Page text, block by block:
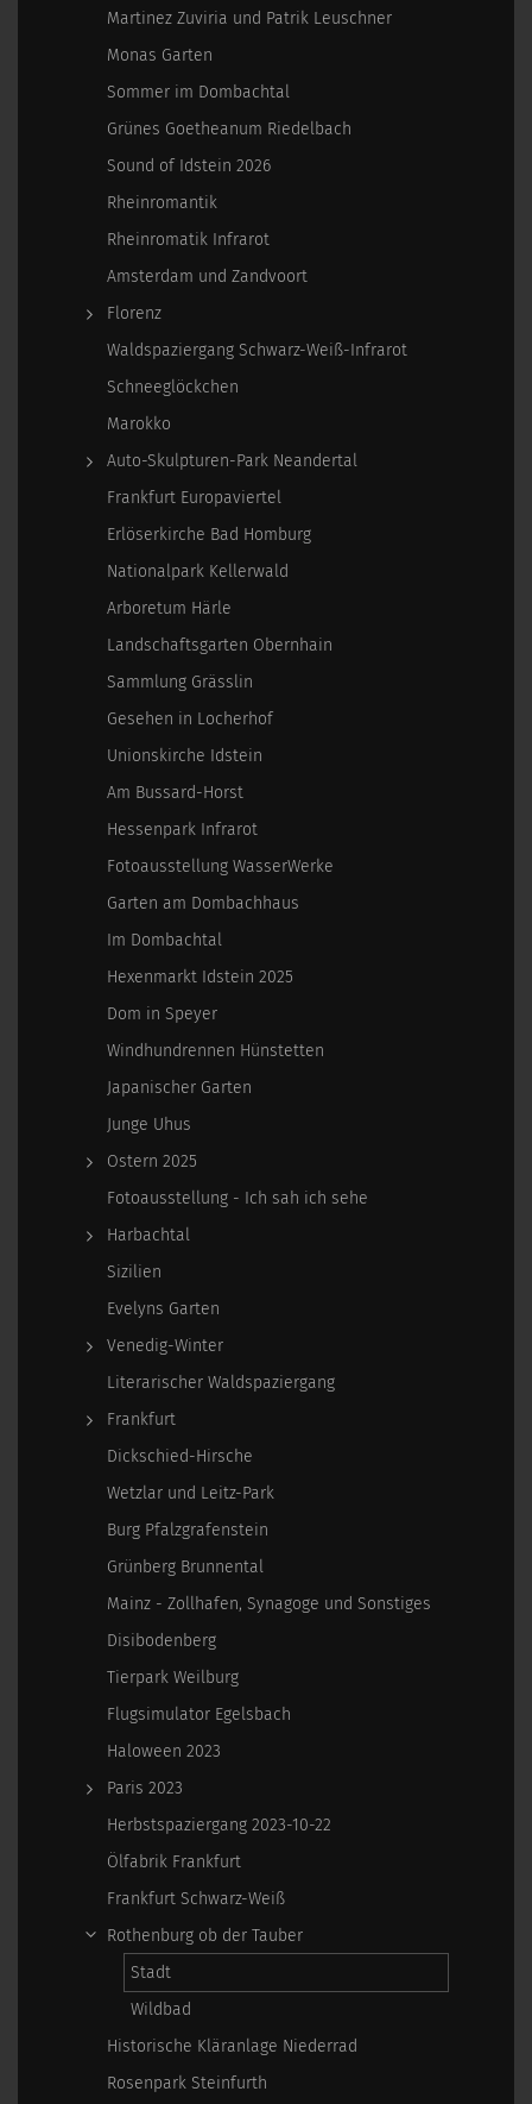
Martinez Zuviria und Patrik Leuschner
Monas Garten
Sommer im Dombachtal
Grünes Goetheanum Riedelbach
Sound of Idstein 2026
Rheinromantik
Rheinromatik Infrarot
Amsterdam und Zandvoort
Florenz
Waldspaziergang Schwarz-Weiß-Infrarot
Schneeglöckchen
Marokko
Auto-Skulpturen-Park Neandertal
Frankfurt Europaviertel
Erlöserkirche Bad Homburg
Nationalpark Kellerwald
Arboretum Härle
Landschaftsgarten Obernhain
Sammlung Grässlin
Gesehen in Locherhof
Unionskirche Idstein
Am Bussard-Horst
Hessenpark Infrarot
Fotoausstellung WasserWerke
Garten am Dombachhaus
Im Dombachtal
Hexenmarkt Idstein 2025
Dom in Speyer
Windhundrennen Hünstetten
Japanischer Garten
Junge Uhus
Ostern 2025
Fotoausstellung - Ich sah ich sehe
Harbachtal
Sizilien
Evelyns Garten
Venedig-Winter
Literarischer Waldspaziergang
Frankfurt
Dickschied-Hirsche
Wetzlar und Leitz-Park
Burg Pfalzgrafenstein
Grünberg Brunnental
Mainz - Zollhafen, Synagoge und Sonstiges
Disibodenberg
Tierpark Weilburg
Flugsimulator Egelsbach
Haloween 2023
Paris 2023
Herbstspaziergang 2023-10-22
Ölfabrik Frankfurt
Frankfurt Schwarz-Weiß
Rothenburg ob der Tauber
Stadt
Wildbad
Historische Kläranlage Niederrad
Rosenpark Steinfurth